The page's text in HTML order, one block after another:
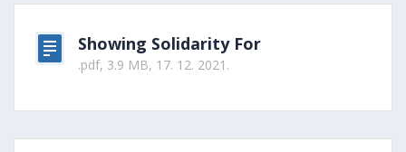
Showing Solidarity For
.pdf, 3.9 MB, 17. 12. 2021.